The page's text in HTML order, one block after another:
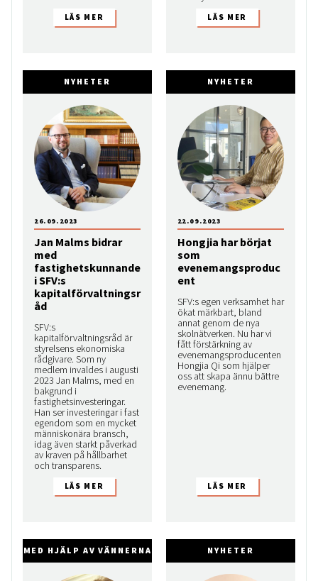
NYHETER
Jan Malms bidrar
med
fastighetskunnande
i SFV:s
kapitalförvaltningsr
åd
SFV:s
kapitalförvaltningsråd är
styrelsens ekonomiska
rådgivare. Som ny
medlem invaldes i augusti
2023 Jan Malms, med en
bakgrund i
fastighetsinvesteringar.
Han ser investeringar i fast
egendom som en mycket
människonära bransch,
idag även starkt påverkad
av kraven på hållbarhet
och transparens.
26.09.2023
NYHETER
Hongjia har börjat
som
evenemangsproduc
ent
SFV:s egen verksamhet har
ökat märkbart, bland
annat genom de nya
skolnätverken. Nu har vi
fått förstärkning av
evenemangsproducenten
Hongjia Qi som hjälper
oss att skapa ännu bättre
evenemang.
22.09.2023
MED HJÄLP AV VÄNNERNA NYHETER